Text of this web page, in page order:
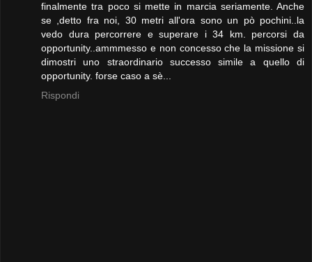
finalmente tra poco si mette in marcia seriamente. Anche
se ,detto fra noi, 30 metri all'ora sono un pò pochini..la
vedo dura percorrere e superare i 34 km. percorsi da
opportunity..ammmesso e non concesso che la missione si
dimostri uno straordinario successo simile a quello di
opportunity. forse caso a sè...
Rispondi